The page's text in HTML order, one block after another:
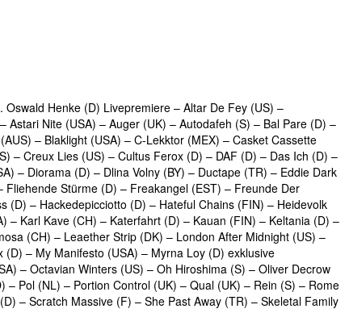
Henke (D) Livepremiere – Altar De Fey (US) –
Nite (USA) – Auger (UK) – Autodafeh (S) – Bal Pare (D) –
– Blaklight (USA) – C-Lekktor (MEX) – Casket Cassette
– Creux Lies (US) – Cultus Ferox (D) – DAF (D) – Das Ich (D) –
– Diorama (D) – Dlina Volny (BY) – Ductape (TR) – Eddie Dark
Stürme (D) – Freakangel (EST) – Freunde Der
– Hackedepicciotto (D) – Hateful Chains (FIN) – Heidevolk
– Karl Kave (CH) – Katerfahrt (D) – Kauan (FIN) – Keltania (D) –
(CH) – Leaether Strip (DK) – London After Midnight (US) –
– My Manifesto (USA) – Myrna Loy (D) exklusive
– Octavian Winters (US) – Oh Hiroshima (S) – Oliver Decrow
Pol (NL) – Portion Control (UK) – Qual (UK) – Rein (S) – Rome
– Scratch Massive (F) – She Past Away (TR) – Skeletal Family